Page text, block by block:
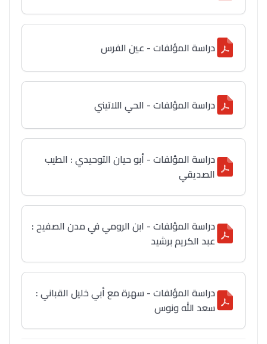
دراسة المؤلفات - عين الفرس
دراسة المؤلفات - الحي اللاتيني
دراسة المؤلفات - أبو حيان التوحيدي : الطيب
الصديقي
دراسة المؤلفات - ابن الرومي في مدن الصفيح :
عبد الكريم برشيد
دراسة المؤلفات - سهرة مع أبي خليل القباني :
سعد الله ونوس